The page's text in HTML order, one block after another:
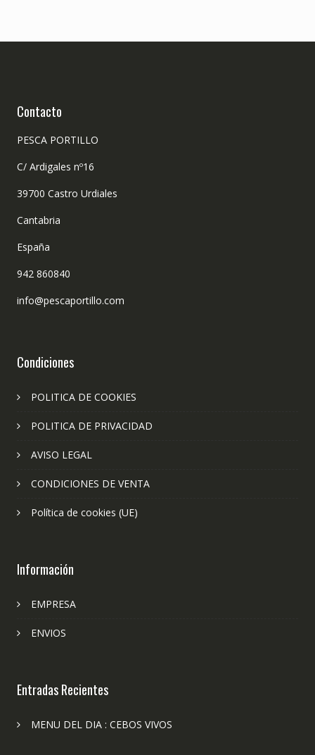
Contacto
PESCA PORTILLO
C/ Ardigales nº16
39700 Castro Urdiales
Cantabria
España
942 860840
info@pescaportillo.com
Condiciones
POLITICA DE COOKIES
POLITICA DE PRIVACIDAD
AVISO LEGAL
CONDICIONES DE VENTA
Política de cookies (UE)
Información
EMPRESA
ENVIOS
Entradas Recientes
MENU DEL DIA : CEBOS VIVOS